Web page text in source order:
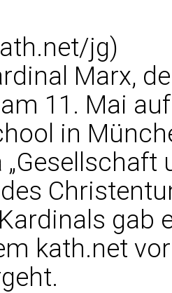
jg)
Marx,
11. Mai
in
gab
kath.net